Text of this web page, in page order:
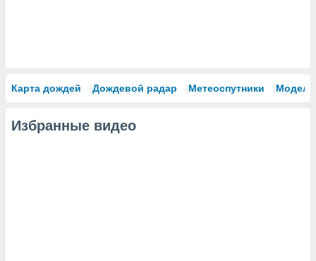
Карта дождей Дождевой радар Метеоспутники Модели
Избранные видео